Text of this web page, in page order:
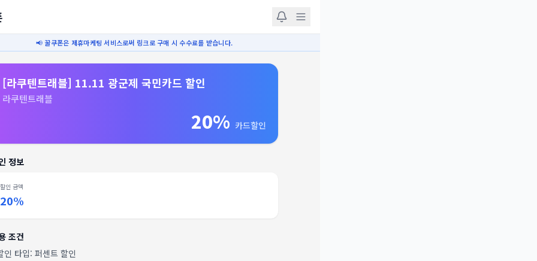
📢 꿀쿠폰은 제휴마케팅 서비스로써 링크로 구매 시 수수료를 받습니다.
[라쿠텐트래블] 11.11 광군제 국민카드 할인
라쿠텐트래블
20% 카드할인
정보
할인 금액
20%
조건
인 타입: 퍼센트 할인